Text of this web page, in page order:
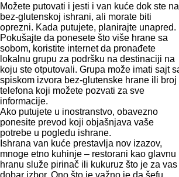
Možete putovati i jesti i van kuće dok ste na
bez-glutenskoj ishrani, ali morate biti
oprezni. Kada putujete, planirajte unapred.
Pokušajte da ponesete što više hrane sa
sobom, koristite internet da pronađete
lokalnu grupu za podršku na destinaciji na
koju ste otputovali. Grupa može imati sajt
spiskom izvora bez-glutenske hrane ili broj
telefona koji možete pozvati za sve
informacije.
Ako putujete u inostranstvo, obavezno
ponesite prevod koji objašnjava vaše
potrebe u pogledu ishrane.
Ishrana van kuće prestavlja nov izazov,
mnoge etno kuhinje – restorani kao glavnu
hranu služe pirinač ili kukuruz što je za vas
dobar izbor. Ono što je važno je da šefu